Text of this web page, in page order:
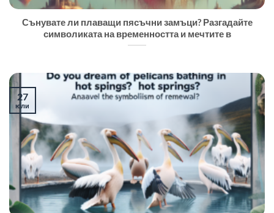
Сънувате ли плаващи пясъчни замъци? Разгадайте
символиката на временността и мечтите в
27
юли